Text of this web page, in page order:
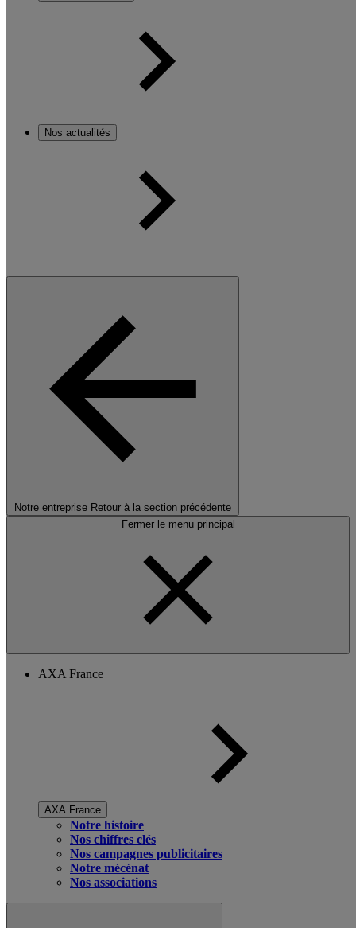
Nos actualités
Notre entreprise Retour à la section précédente
Fermer le menu principal
AXA France
AXA France
Notre histoire
Nos chiffres clés
Nos campagnes publicitaires
Notre mécénat
Nos associations